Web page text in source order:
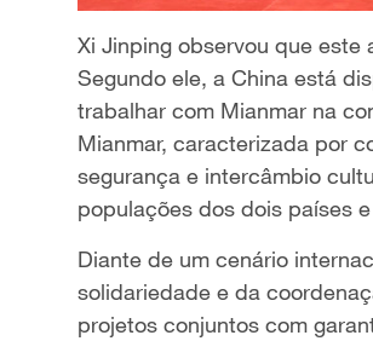
Xi Jinping observou que este
Segundo ele, a China está
trabalhar com Mianmar na
Mianmar, caracterizada por
segurança e intercâmbio
populações dos dois países
Diante de um cenário
solidariedade e da
projetos conjuntos com